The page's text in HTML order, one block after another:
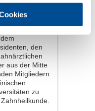
2026
den
aus der Mitte
Mitgliedern
zu